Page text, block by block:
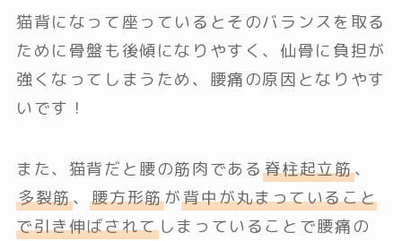
猫背になって座っているとそのバランスを取る
ために骨盤も後傾になりやすく、仙骨に負担が
強くなってしまうため、腰痛の原因となりやす
いです！
また、猫背だと腰の筋肉である 脊柱起立筋、
多裂筋、腰方形筋が背中が丸まっていること
で引き伸ばされてしまっていることで腰痛の